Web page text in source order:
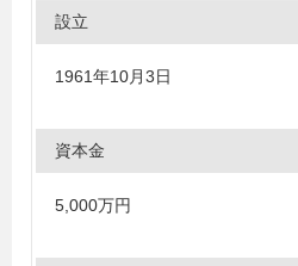
設立
1961年10月3日
資本金
5,000万円